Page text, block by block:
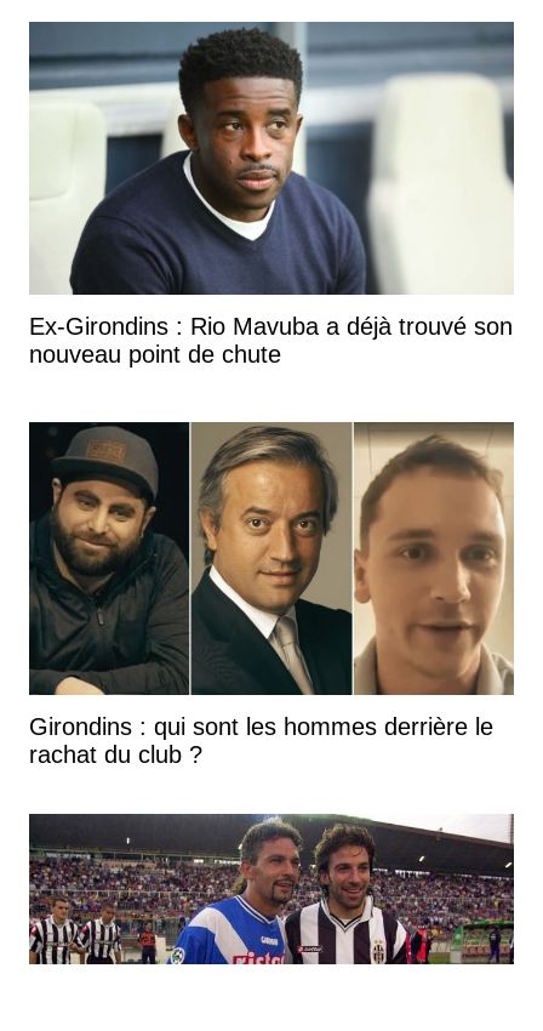
Ex-Girondins : Rio Mavuba a déjà trouvé son
nouveau point de chute
Girondins : qui sont les hommes derrière le
rachat du club ?